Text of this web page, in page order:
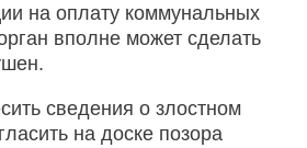
на оплату коммунальных
вполне может сделать
сведения о злостном
на доске позора